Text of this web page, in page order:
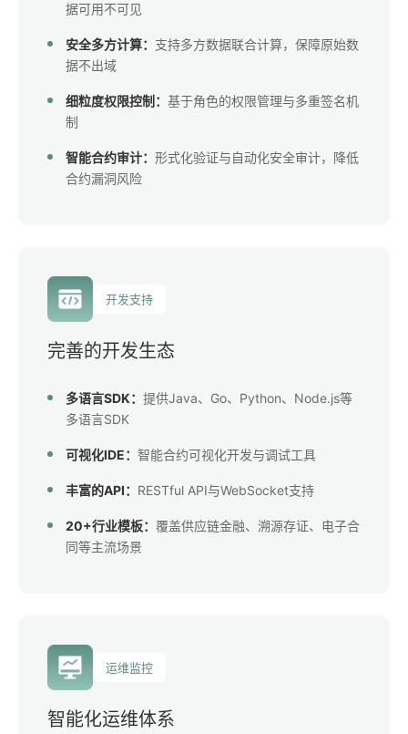
据可用不可见
安全多方计算： 支持多方数据联合计算，保障原始数
据不出域
细粒度权限控制： 基于角色的权限管理与多重签名机
制
智能合约审计： 形式化验证与自动化安全审计，降低
合约漏洞风险
开发支持
完善的开发生态
多语言SDK： 提供Java、Go、Python、Node.js等
多语言SDK
可视化IDE： 智能合约可视化开发与调试工具
丰富的API： RESTful API与WebSocket支持
20+行业模板： 覆盖供应链金融、溯源存证、电子合
同等主流场景
运维监控
智能化运维体系